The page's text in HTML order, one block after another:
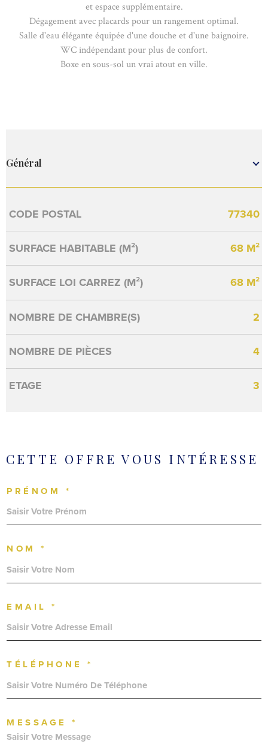
et espace supplémentaire.
Dégagement avec placards pour un rangement optimal.
Salle d'eau élégante équipée d'une douche et d'une baignoire.
WC indépendant pour plus de confort.
Boxe en sous-sol un vrai atout en ville.
Général
Caractérisque Valeurs
CODE POSTAL 77340
SURFACE HABITABLE (M²) 68 M²
SURFACE LOI CARREZ (M²) 68 M²
NOMBRE DE CHAMBRE(S) 2
NOMBRE DE PIÈCES 4
ETAGE 3
CETTE OFFRE VOUS INTÉRESSE
PRÉNOM *
NOM *
EMAIL *
TÉLÉPHONE *
MESSAGE *